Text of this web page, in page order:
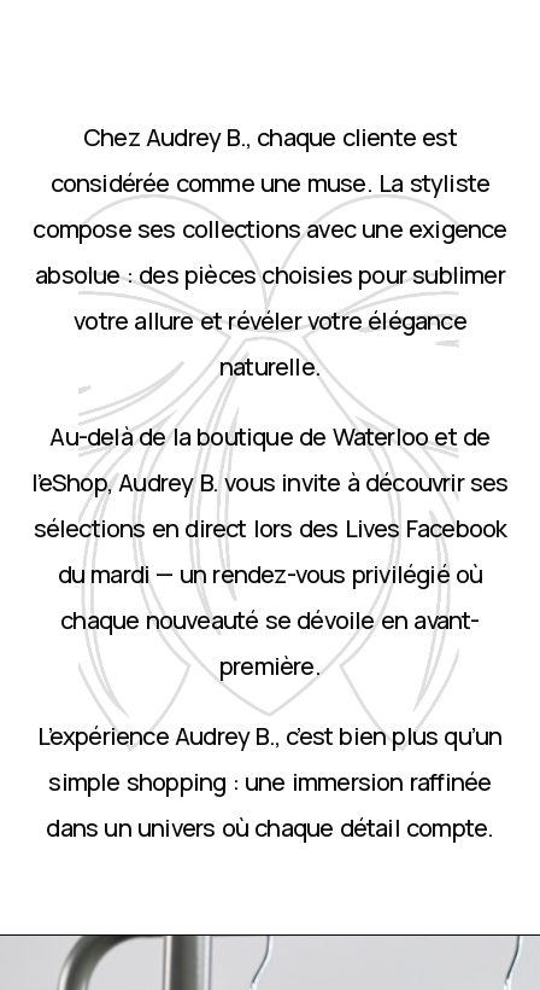
Chez Audrey B., chaque cliente est
considérée comme une muse. La styliste
compose ses collections avec une exigence
absolue : des pièces choisies pour sublimer
votre allure et révéler votre élégance
naturelle.
Au-delà de la boutique de Waterloo et de
l’eShop, Audrey B. vous invite à découvrir ses
sélections en direct lors des Lives Facebook
du mardi — un rendez-vous privilégié où
chaque nouveauté se dévoile en avant-
première.
L’expérience Audrey B., c’est bien plus qu’un
simple shopping : une immersion raffinée
dans un univers où chaque détail compte.